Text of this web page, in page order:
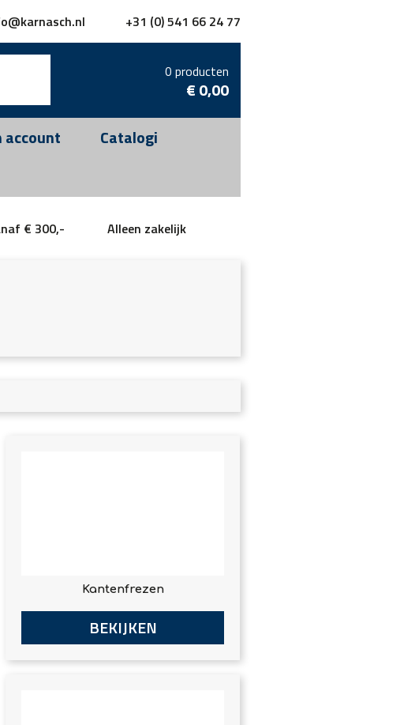
+31 (0) 541 66 24 77
0 producten
€0,00
account
Catalogi
€ 300,- Alleen zakelijk
Kantenfrezen
BEKIJKEN